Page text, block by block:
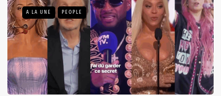
A LA UNE PEOPLE